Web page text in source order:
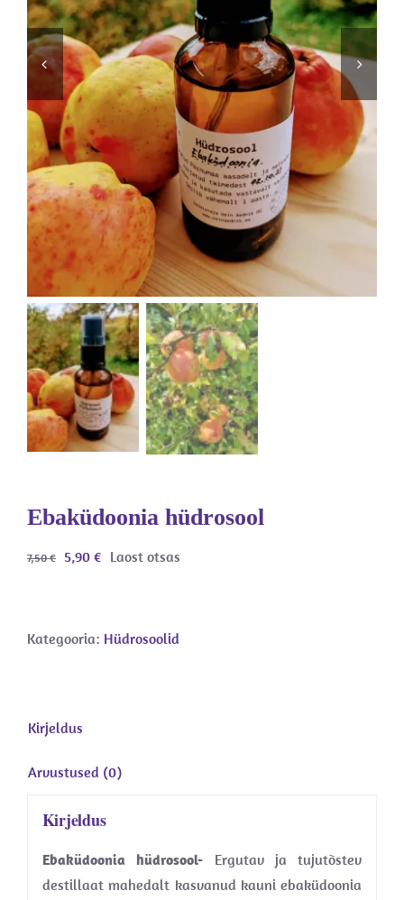
Ebaküdoonia hüdrosool
7,50€ Algne
7,50 €.
5,90 € Current
5,90 €.
Laost otsas
Kategooria: Hüdrosoolid
Kirjeldus
Arvustused (0)
Kirjeldus
Ebaküdoonia hüdrosool- Ergutav ja tujutõstev
destillaat mahedalt kasvanud kauni ebaküdoonia